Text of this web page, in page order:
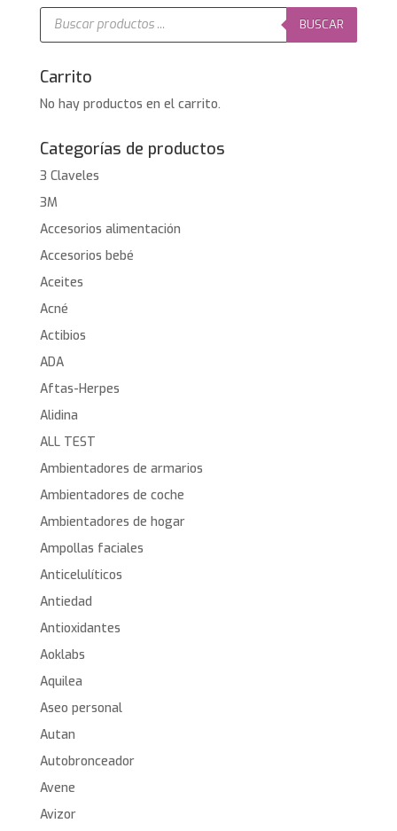
9,95€.6,95€.
Búsqueda
productos
BUSCAR
Carrito
No hay productos en el carrito.
Categorías de productos
3 Claveles
3M
Accesorios alimentación
Accesorios bebé
Aceites
Acné
Actibios
ADA
Aftas-Herpes
Alidina
ALL TEST
Ambientadores de armarios
Ambientadores de coche
Ambientadores de hogar
Ampollas faciales
Anticelulíticos
Antiedad
Antioxidantes
Aoklabs
Aquilea
Aseo personal
Autan
Autobronceador
Avene
Avizor